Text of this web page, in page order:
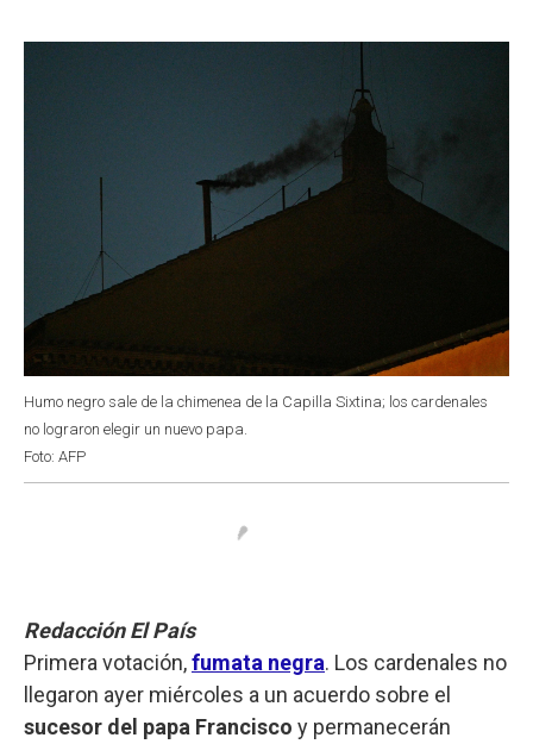
Humo negro sale de la chimenea de la Capilla Sixtina; los cardenales
no lograron elegir un nuevo papa.
Foto: AFP
Redacción El País
Primera votación,fumata negra. Los cardenales no
llegaron ayer miércoles a un acuerdo sobre el
sucesor del papa Francisco y permanecerán